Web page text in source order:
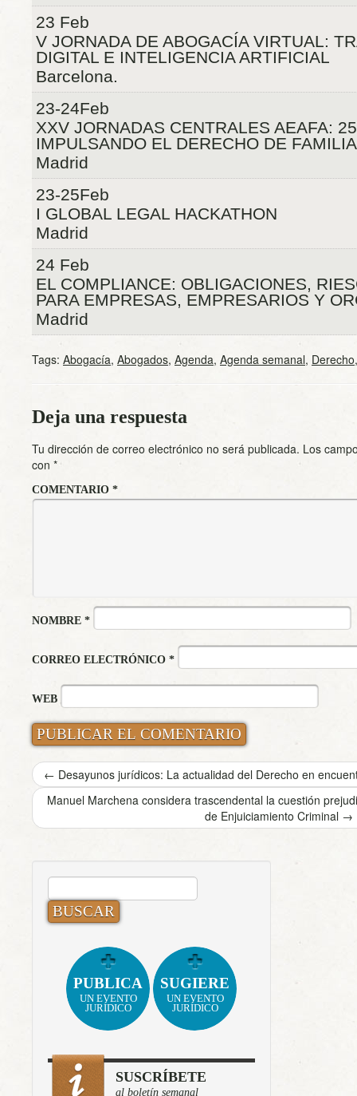
23 Feb
V JORNADA DE ABOGACÍA VIRTUAL:
DIGITAL E INTELIGENCIA ARTIFICIAL
Barcelona.
23-24Feb
XXV JORNADAS CENTRALES AEAFA:
IMPULSANDO EL DERECHO DE FAMILIA
Madrid
23-25Feb
I GLOBAL LEGAL HACKATHON
Madrid
24 Feb
EL COMPLIANCE: OBLIGACIONES,
PARA EMPRESAS, EMPRESARIOS Y
Madrid
Tags: Abogacía, Abogados, Agenda, Agenda semanal, Derecho
Deja una respuesta
Tu dirección de correo electrónico no será publicada. Los
con *
COMENTARIO *
NOMBRE *
CORREO ELECTRÓNICO *
WEB
← Desayunos jurídicos: La actualidad del Derecho en
Manuel Marchena considera trascendental la cuestión
de Enjuiciamiento Criminal →
BUSCAR:
PUBLICA
UN EVENTO
JURÍDICO
SUGIERE
UN EVENTO
JURÍDICO
SUSCRÍBETE
al boletín semanal